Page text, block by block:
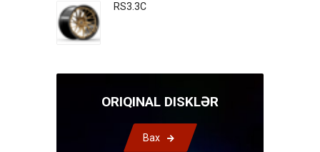
RS3.3C
ORIQINAL DISKLƏR
Bax